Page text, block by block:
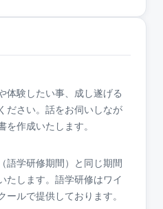
体験したい事、成し遂げる
ださい。話をお伺いしなが
を作成いたします。
語学研修期間）と同じ期間
たします。語学研修はワイ
ールで提供しております。